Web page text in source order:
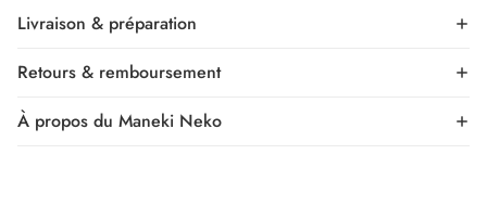
Livraison & préparation
Retours & remboursement
À propos du Maneki Neko